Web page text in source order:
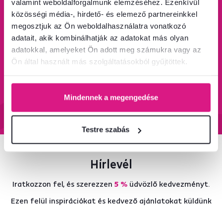
valamint weboldalforgalmunk elemzéséhez. Ezenkívül
közösségi média-, hirdető- és elemező partnereinkkel
megosztjuk az Ön weboldalhasználatra vonatkozó
adatait, akik kombinálhatják az adatokat más olyan
adatokkal, amelyeket Ön adott meg számukra vagy az
Ön által használt más szolgáltatásokból gyűjtöttek.
Mindennek a megengedése
Testre szabás
Tudjon meg többet
esetén.
Tudjon meg többet
raktárkészletről elérhető
visszatérítésére 60
napon belül
Hírlevél
Iratkozzon fel, és szerezzen 5 %üdvözlő kedvezményt.
Ezen felül inspirációkat és kedvező ajánlatokat küldünk